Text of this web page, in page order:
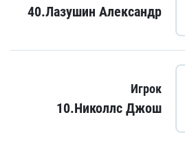
40.Лазушин Александр
Игрок
10.Николлс Джош